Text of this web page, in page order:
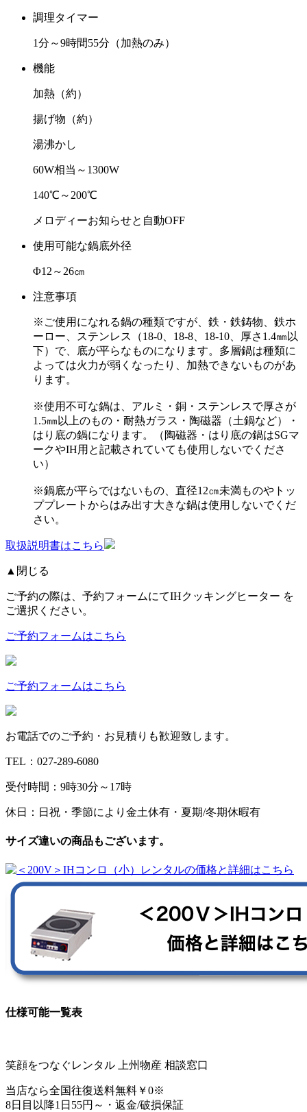
調理タイマー
1分～9時間55分（加熱のみ）
機能
加熱（約）
揚げ物（約）
湯沸かし
60W相当～1300W
140℃～200℃
メロディーお知らせと自動OFF
使用可能な鍋底外径
Φ12～26㎝
注意事項
※ご使用になれる鍋の種類ですが、鉄・鉄鋳物、鉄ホ
ーロー、ステンレス（18-0、18-8、18-10、厚さ1.4㎜以
下）で、底が平らなものになります。多層鍋は種類に
よっては火力が弱くなったり、加熱できないものがあ
ります。
※使用不可な鍋は、アルミ・銅・ステンレスで厚さが
1.5㎜以上のもの・耐熱ガラス・陶磁器（土鍋など）・
はり底の鍋になります。（陶磁器・はり底の鍋はSGマ
ークやIH用と記載されていても使用しないでくださ
い）
※鍋底が平らではないもの、直径12㎝未満ものやトッ
ププレートからはみ出す大きな鍋は使用しないでくだ
さい。
取扱説明書はこちら
▲閉じる
ご予約の際は、予約フォームにてIHクッキングヒーター を
ご選択ください。
ご予約フォームはこちら
ご予約フォームはこちら
お電話でのご予約・お見積りも歓迎致します。
TEL：027-289-6080
受付時間：9時30分～17時
休日：日祝・季節により金土休有・夏期/冬期休暇有
サイズ違いの商品もございます。
仕様可能一覧表
笑顔をつなぐレンタル 上州物産 相談窓口
当店なら全国往復送料無料￥0※
8日目以降1日 55円～ ・返金/破損保証